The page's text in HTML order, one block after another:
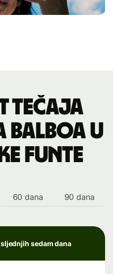
tečaja
balboa u
funte
60 dana 90 dana
sedam dana